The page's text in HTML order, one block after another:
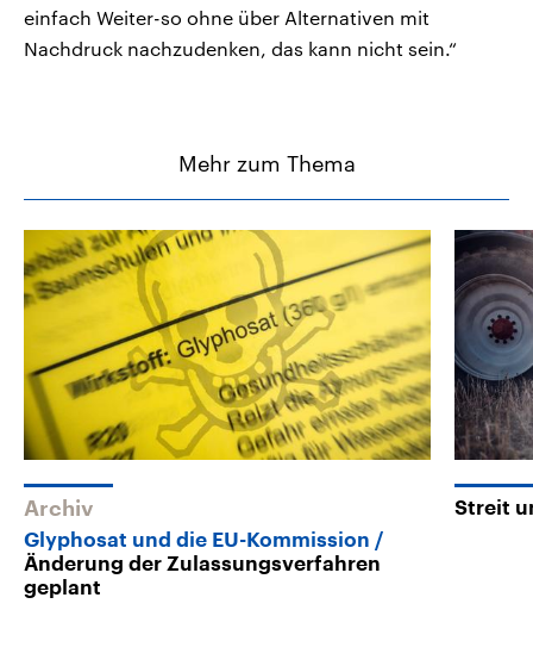
einfach Weiter-so ohne über Alternativen mit
Nachdruck nachzudenken, das kann nicht sein.“
Mehr zum Thema
Archiv
Glyphosat und die EU-Kommission
Änderung der Zulassungsverfahren
geplant
Streit